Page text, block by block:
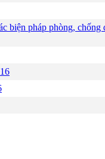
biện pháp phòng,